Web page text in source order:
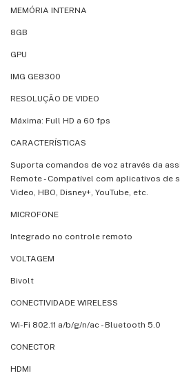
MEMÓRIA INTERNA
8GB
GPU
IMG GE8300
RESOLUÇÃO DE VIDEO
Máxima: Full HD a 60 fps
CARACTERÍSTICAS
Suporta comandos de voz através da
Remote - Compatível com aplicativos de
Video, HBO, Disney+, YouTube, etc.
MICROFONE
Integrado no controle remoto
VOLTAGEM
Bivolt
CONECTIVIDADE WIRELESS
Wi-Fi 802.11 a/b/g/n/ac - Bluetooth 5.0
CONECTOR
HDMI